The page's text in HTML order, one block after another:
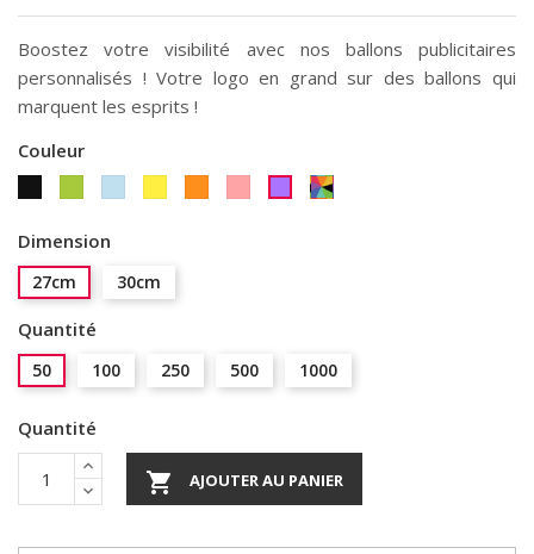
Boostez votre visibilité avec nos ballons publicitaires
personnalisés ! Votre logo en grand sur des ballons qui
marquent les esprits !
Couleur
VioletMulti-
Dimension
27cm 30cm
Quantité
50 100 250 500 1000
Quantité
 AJOUTER AU PANIER